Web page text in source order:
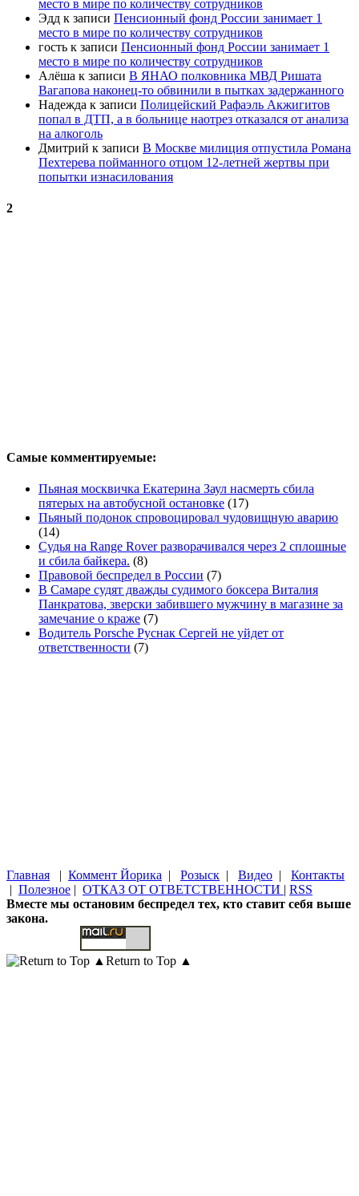
место в мире по количеству сотрудников
Эдд к записи Пенсионный фонд России занимает 1
место в мире по количеству сотрудников
гость к записи Пенсионный фонд России занимает 1
место в мире по количеству сотрудников
Алёша к записи В ЯНАО полковника МВД Ришата
Вагапова наконец-то обвинили в пытках задержанного
Надежда к записи Полицейский Рафаэль Акжигитов
попал в ДТП, а в больнице наотрез отказался от анализа
на алкоголь
Дмитрий к записи В Москве милиция отпустила Романа
Пехтерева пойманного отцом 12-летней жертвы при
попытки изнасилования
2
Самые комментируемые:
Пьяная москвичка Екатерина Заул насмерть сбила
пятерых на автобусной остановке (17)
Пьяный подонок спровоцировал чудовищную аварию
(14)
Судья на Range Rover разворачивался через 2 сплошные
и сбила байкера. (8)
Правовой беспредел в России (7)
В Самаре судят дважды судимого боксера Виталия
Панкратова, зверски забившего мужчину в магазине за
замечание о краже (7)
Водитель Porsche Руснак Сергей не уйдет от
ответственности (7)
Главная | Коммент Йорика | Розыск | Видео | Контакты
| Полезное | ОТКАЗ ОТ ОТВЕТСТВЕННОСТИ | RSS
Вместе мы остановим беспредел тех, кто ставит себя выше
закона.
Return to Top ▲